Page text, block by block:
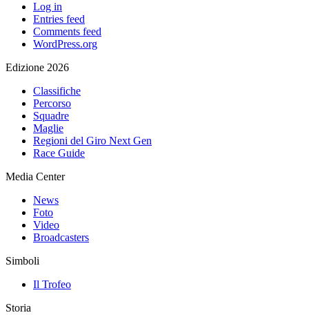
Log in
Entries feed
Comments feed
WordPress.org
Edizione 2026
Classifiche
Percorso
Squadre
Maglie
Regioni del Giro Next Gen
Race Guide
Media Center
News
Foto
Video
Broadcasters
Simboli
Il Trofeo
Storia